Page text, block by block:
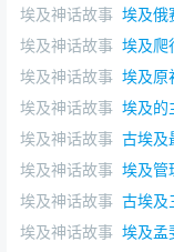
埃及神话故事 埃及俄
埃及神话故事 埃及爬
埃及神话故事 埃及原
埃及神话故事 埃及的
埃及神话故事 古埃及
埃及神话故事 埃及管
埃及神话故事 古埃及
埃及神话故事 埃及孟